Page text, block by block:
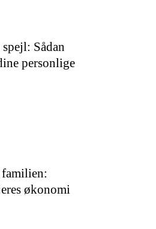
Sådan
personlige
økonomi